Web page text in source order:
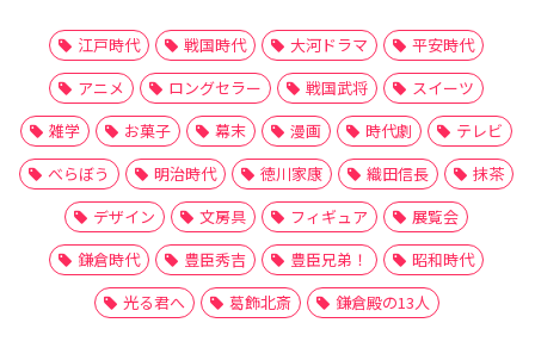
江戸時代 戦国時代 大河ドラマ
平安時代
アニメ
ロングセラー 戦国武将
スイーツ
雑学
お菓子 幕末 漫画 時代劇
テレビ
べらぼう
明治時代 徳川家康 織田信長
抹茶
デザイン
文房具 フィギュア
展覧会
鎌倉時代
豊臣秀吉 豊臣兄弟！
昭和時代
光る君へ
葛飾北斎 鎌倉殿の13人